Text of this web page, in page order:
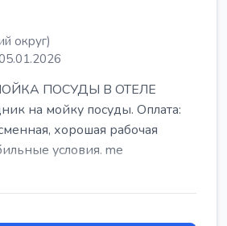
округ)
ПОСУДЫ В ОТЕЛЕ
на мойку посуды. Оплата:
хорошая рабочая
условия. me